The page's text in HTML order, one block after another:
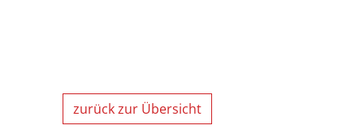
zurück zur Übersicht